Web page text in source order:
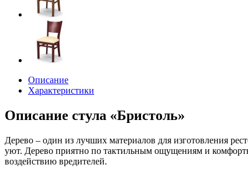
Описание
Характеристики
Описание стула «Бристоль»
Дерево – один из лучших материалов для изготовления
уют. Дерево приятно по тактильным ощущениям и
воздействию вредителей.